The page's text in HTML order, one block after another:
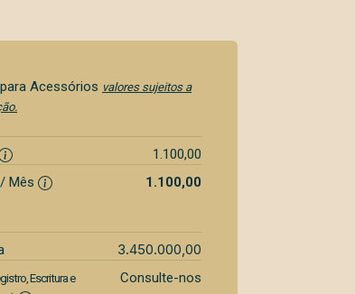
Acessórios valores sujeitos a
1.100,00
Mês
1.100,00
3.450.000,00
Escritura e
Consulte-nos